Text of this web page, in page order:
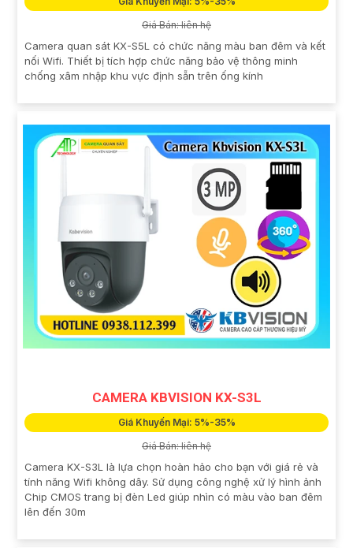
Giá Bán: liên hệ
Camera quan sát KX-S5L có chức năng màu ban đêm và kết
nối Wifi. Thiết bị tích hợp chức năng bảo vệ thông minh
chống xâm nhập khu vực định sẵn trên ống kính
CAMERA KBVISION KX-S3L
Giá Khuyến Mại: 5%-35%
Giá Bán: liên hệ
Camera KX-S3L là lựa chọn hoàn hảo cho bạn với giá rẻ và
tính năng Wifi không dây. Sử dụng công nghệ xử lý hình ảnh
Chip CMOS trang bị đèn Led giúp nhìn có màu vào ban đêm
lên đến 30m